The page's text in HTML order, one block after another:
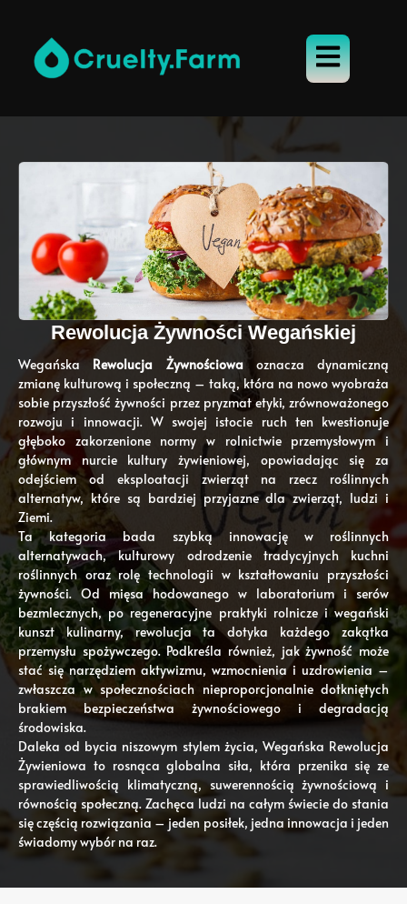
Rewolucja Żywności Wegańskiej
Wegańska Rewolucja Żywnościowaoznacza dynamiczną
zmianę kulturową i społeczną – taką, która na nowo wyobraża
sobie przyszłość żywności przez pryzmat etyki, zrównoważonego
rozwoju i innowacji. W swojej istocie ruch ten kwestionuje
głęboko zakorzenione normy w rolnictwie przemysłowym i
głównym nurcie kultury żywieniowej, opowiadając się za
odejściem od eksploatacji zwierząt na rzecz roślinnych
alternatyw, które są bardziej przyjazne dla zwierząt, ludzi i
Ziemi.
Ta kategoria bada szybką innowację w roślinnych
alternatywach, kulturowy odrodzenie tradycyjnych kuchni
roślinnych oraz rolę technologii w kształtowaniu przyszłości
żywności. Od mięsa hodowanego w laboratorium i serów
bezmlecznych, po regeneracyjne praktyki rolnicze i wegański
kunszt kulinarny, rewolucja ta dotyka każdego zakątka
przemysłu spożywczego. Podkreśla również, jak żywność może
stać się narzędziem aktywizmu, wzmocnienia i uzdrowienia –
zwłaszcza w społecznościach nieproporcjonalnie dotkniętych
brakiem bezpieczeństwa żywnościowego i degradacją
środowiska.
Daleka od bycia niszowym stylem życia, Wegańska Rewolucja
Żywieniowa to rosnąca globalna siła, która przenika się ze
sprawiedliwością klimatyczną, suwerennością żywnościową i
równością społeczną. Zachęca ludzi na całym świecie do stania
się częścią rozwiązania – jeden posiłek, jedna innowacja i jeden
świadomy wybór na raz.